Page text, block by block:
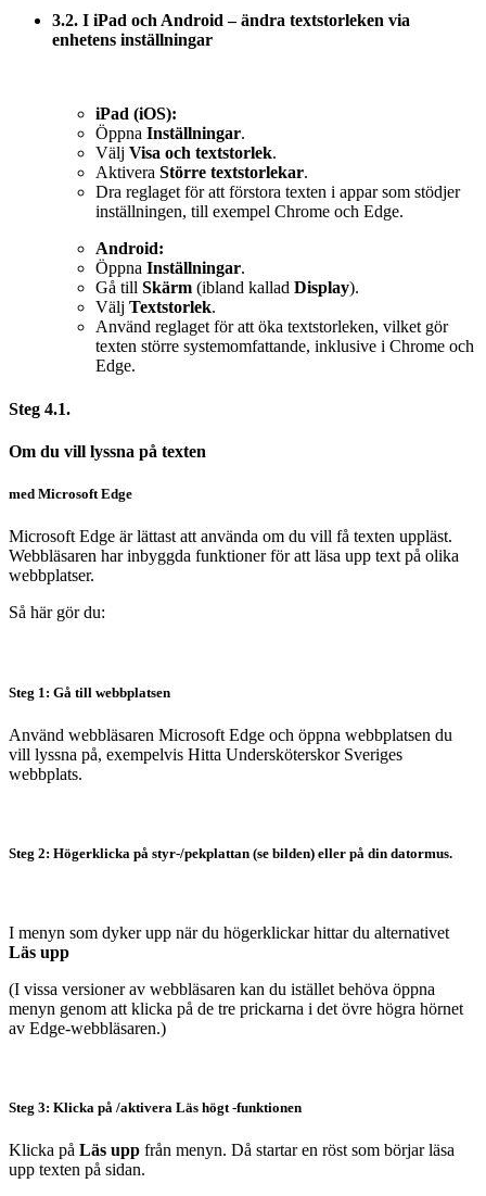
3.2. I iPad och Android – ändra textstorleken via
enhetens inställningar
iPad (iOS):
Öppna Inställningar.
Välj Visa och textstorlek.
Aktivera Större textstorlekar.
Dra reglaget för att förstora texten i appar som stödjer
inställningen, till exempel Chrome och Edge.
Android:
Öppna Inställningar.
Gå till Skärm (ibland kallad Display).
Välj Textstorlek.
Använd reglaget för att öka textstorleken, vilket gör
texten större systemomfattande, inklusive i Chrome och
Edge.
Steg 4.1.
Om du vill lyssna på texten
med Microsoft Edge
Microsoft Edge är lättast att använda om du vill få texten uppläst.
Webbläsaren har inbyggda funktioner för att läsa upp text på olika
webbplatser.
Så här gör du:
Steg 1: Gå till webbplatsen
Använd webbläsaren Microsoft Edge och öppna webbplatsen du
vill lyssna på, exempelvis Hitta Undersköterskor Sveriges
webbplats.
Steg 2: Högerklicka på styr-/pekplattan (se bilden) eller på din datormus.
I menyn som dyker upp när du högerklickar hittar du alternativet
Läs upp
(I vissa versioner av webbläsaren kan du istället behöva öppna
menyn genom att klicka på de tre prickarna i det övre högra hörnet
av Edge-webbläsaren.)
Steg 3: Klicka på /aktivera Läs högt -funktionen
Klicka på Läs upp från menyn. Då startar en röst som börjar läsa
upp texten på sidan.